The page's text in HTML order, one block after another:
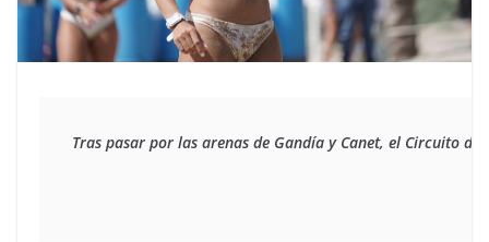
Tras pasar por las arenas de Gandía y Canet, el Circuito